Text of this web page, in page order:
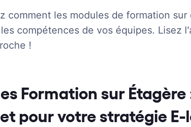
comment les modules de formation
compétences de vos équipes. Lisez
!
Formation sur Étagère
pour votre stratégie